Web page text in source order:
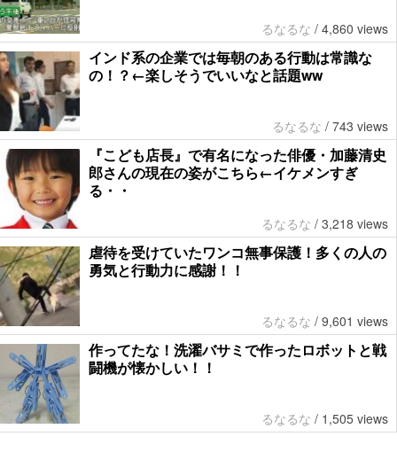
るなるな / 4,860 views
インド系の企業では毎朝のある行動は常識な
の！？←楽しそうでいいなと話題ww
るなるな / 743 views
『こども店長』で有名になった俳優・加藤清史
郎さんの現在の姿がこちら←イケメンすぎ
る・・
るなるな / 3,218 views
虐待を受けていたワンコ無事保護！多くの人の
勇気と行動力に感謝！！
るなるな / 9,601 views
作ってたな！洗濯バサミで作ったロボットと戦
闘機が懐かしい！！
るなるな / 1,505 views